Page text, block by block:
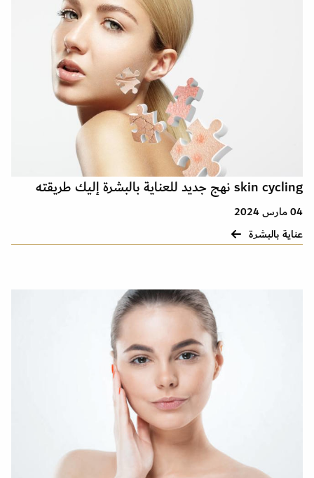
skin cycling نهج جديد للعناية بالبشرة إليك طريقته
04 مارس 2024
عناية بالبشرة